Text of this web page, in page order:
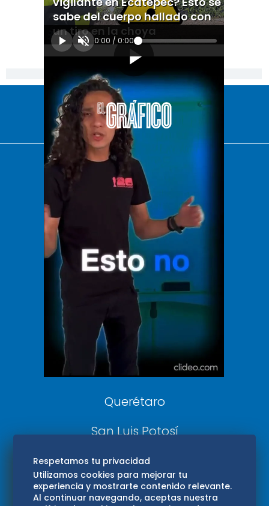
sabe del cuerpo hallado con
un tiro en la choya
0:00 / 0:00
[Publicidad]
El Universal
Vive USA
Clase
De 10 sports
DeDinero
Confabulario
Aviso Oportuno
Consultas
Querétaro
San Luis Potosí
Edomex
Consultas
Respetamos tu privacidad
Utilizamos cookies para mejorar tu
experiencia y mostrarte contenido relevante.
Al continuar navegando, aceptas nuestra